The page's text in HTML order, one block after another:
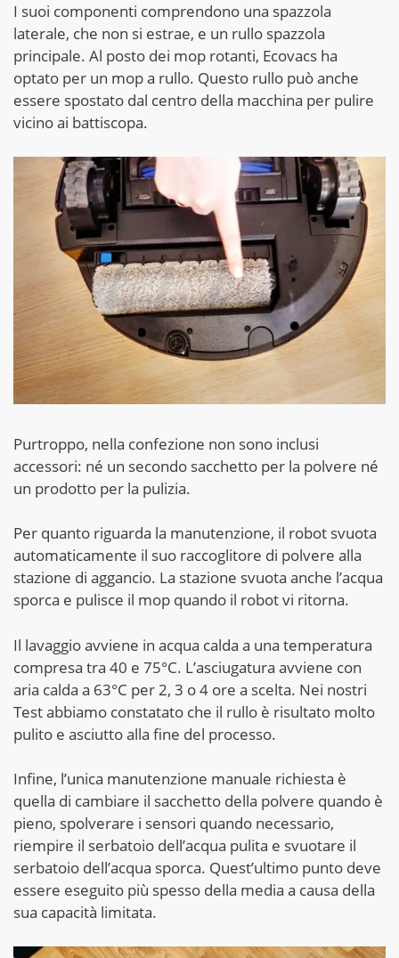
I suoi componenti comprendono una spazzola
laterale, che non si estrae, e un rullo spazzola
principale. Al posto dei mop rotanti, Ecovacs ha
optato per un mop a rullo. Questo rullo può anche
essere spostato dal centro della macchina per pulire
vicino ai battiscopa.
Purtroppo, nella confezione non sono inclusi
accessori: né un secondo sacchetto per la polvere né
un prodotto per la pulizia.
Per quanto riguarda la manutenzione, il robot svuota
automaticamente il suo raccoglitore di polvere alla
stazione di aggancio. La stazione svuota anche l’acqua
sporca e pulisce il mop quando il robot vi ritorna.
Il lavaggio avviene in acqua calda a una temperatura
compresa tra 40 e 75°C. L’asciugatura avviene con
aria calda a 63°C per 2, 3 o 4 ore a scelta. Nei nostri
Test abbiamo constatato che il rullo è risultato molto
pulito e asciutto alla fine del processo.
Infine, l’unica manutenzione manuale richiesta è
quella di cambiare il sacchetto della polvere quando è
pieno, spolverare i sensori quando necessario,
riempire il serbatoio dell’acqua pulita e svuotare il
serbatoio dell’acqua sporca. Quest’ultimo punto deve
essere eseguito più spesso della media a causa della
sua capacità limitata.